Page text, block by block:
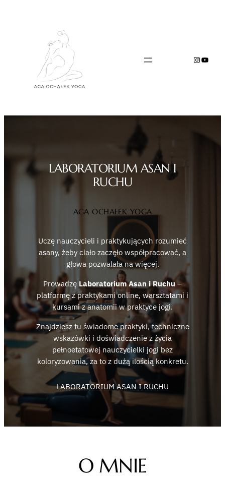
LABORATORIUM ASAN I
RUCHU
AGA OCHAŁEK YOGA
Uczę nauczycieli i praktykujących rozumieć
asany, żeby ciało zaczęło współpracować, a
głowa pozwalała na więcej.
Prowadzę Laboratorium Asan i Ruchu –
platformę z praktykami online, warsztatami i
kursami z anatomii w praktyce jogi.
Znajdziesz tu świadome praktyki, techniczne
wskazówki i doświadczenie z życia
pełnoetatowej nauczycielki jogi bez
koloryzowania, za to z dużą ilością konkretu.
LABORATORIUM ASAN I RUCHU
O MNIE